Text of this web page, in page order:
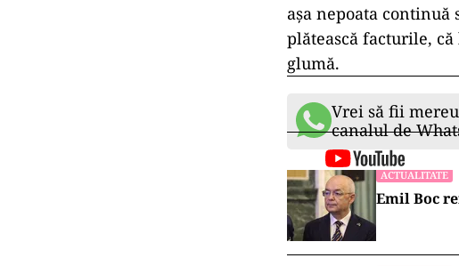
așa nepoata continuă
plătească facturile,
glumă.
Vrei să fii
canalul de
ACTUALITATE
Emil Boc